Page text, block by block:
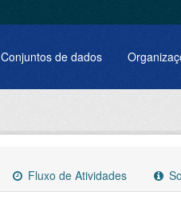
Conjuntos de dados
Fluxo de Atividades